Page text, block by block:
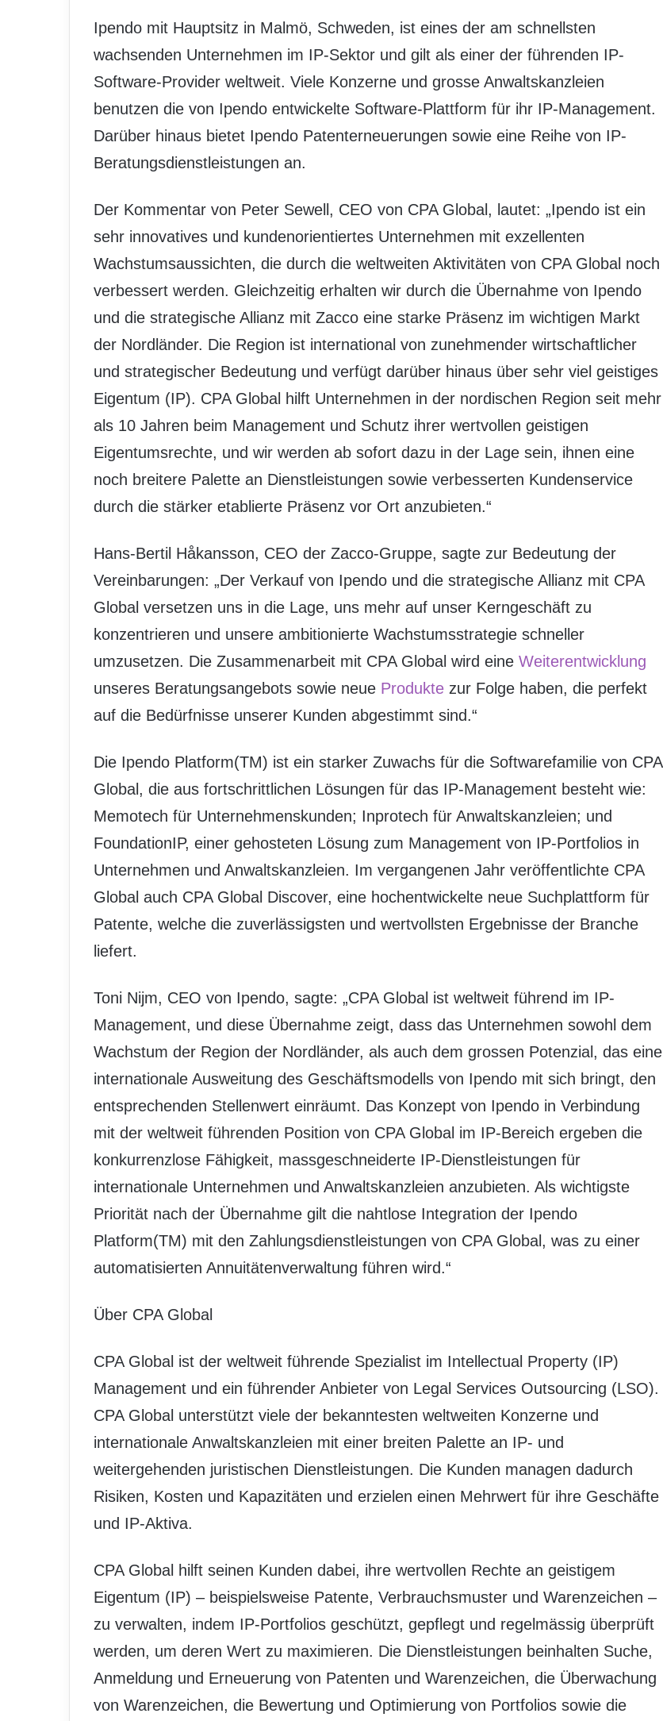
Ipendo mit Hauptsitz in Malmö, Schweden, ist eines der am schnellsten
wachsenden Unternehmen im IP-Sektor und gilt als einer der führenden IP-
Software-Provider weltweit. Viele Konzerne und grosse Anwaltskanzleien
benutzen die von Ipendo entwickelte Software-Plattform für ihr IP-Management.
Darüber hinaus bietet Ipendo Patenterneuerungen sowie eine Reihe von IP-
Beratungsdienstleistungen an.
Der Kommentar von Peter Sewell, CEO von CPA Global, lautet: „Ipendo ist ein
sehr innovatives und kundenorientiertes Unternehmen mit exzellenten
Wachstumsaussichten, die durch die weltweiten Aktivitäten von CPA Global noch
verbessert werden. Gleichzeitig erhalten wir durch die Übernahme von Ipendo
und die strategische Allianz mit Zacco eine starke Präsenz im wichtigen Markt
der Nordländer. Die Region ist international von zunehmender wirtschaftlicher
und strategischer Bedeutung und verfügt darüber hinaus über sehr viel geistiges
Eigentum (IP). CPA Global hilft Unternehmen in der nordischen Region seit mehr
als 10 Jahren beim Management und Schutz ihrer wertvollen geistigen
Eigentumsrechte, und wir werden ab sofort dazu in der Lage sein, ihnen eine
noch breitere Palette an Dienstleistungen sowie verbesserten Kundenservice
durch die stärker etablierte Präsenz vor Ort anzubieten.“
Hans-Bertil Håkansson, CEO der Zacco-Gruppe, sagte zur Bedeutung der
Vereinbarungen: „Der Verkauf von Ipendo und die strategische Allianz mit CPA
Global versetzen uns in die Lage, uns mehr auf unser Kerngeschäft zu
konzentrieren und unsere ambitionierte Wachstumsstrategie schneller
umzusetzen. Die Zusammenarbeit mit CPA Global wird eine Weiterentwicklung
unseres Beratungsangebots sowie neue Produkte zur Folge haben, die perfekt
auf die Bedürfnisse unserer Kunden abgestimmt sind.“
Die Ipendo Platform(TM) ist ein starker Zuwachs für die Softwarefamilie von CPA
Global, die aus fortschrittlichen Lösungen für das IP-Management besteht wie:
Memotech für Unternehmenskunden; Inprotech für Anwaltskanzleien; und
FoundationIP, einer gehosteten Lösung zum Management von IP-Portfolios in
Unternehmen und Anwaltskanzleien. Im vergangenen Jahr veröffentlichte CPA
Global auch CPA Global Discover, eine hochentwickelte neue Suchplattform für
Patente, welche die zuverlässigsten und wertvollsten Ergebnisse der Branche
liefert.
Toni Nijm, CEO von Ipendo, sagte: „CPA Global ist weltweit führend im IP-
Management, und diese Übernahme zeigt, dass das Unternehmen sowohl dem
Wachstum der Region der Nordländer, als auch dem grossen Potenzial, das eine
internationale Ausweitung des Geschäftsmodells von Ipendo mit sich bringt, den
entsprechenden Stellenwert einräumt. Das Konzept von Ipendo in Verbindung
mit der weltweit führenden Position von CPA Global im IP-Bereich ergeben die
konkurrenzlose Fähigkeit, massgeschneiderte IP-Dienstleistungen für
internationale Unternehmen und Anwaltskanzleien anzubieten. Als wichtigste
Priorität nach der Übernahme gilt die nahtlose Integration der Ipendo
Platform(TM) mit den Zahlungsdienstleistungen von CPA Global, was zu einer
automatisierten Annuitätenverwaltung führen wird.“
Über CPA Global
CPA Global ist der weltweit führende Spezialist im Intellectual Property (IP)
Management und ein führender Anbieter von Legal Services Outsourcing (LSO).
CPA Global unterstützt viele der bekanntesten weltweiten Konzerne und
internationale Anwaltskanzleien mit einer breiten Palette an IP- und
weitergehenden juristischen Dienstleistungen. Die Kunden managen dadurch
Risiken, Kosten und Kapazitäten und erzielen einen Mehrwert für ihre Geschäfte
und IP-Aktiva.
CPA Global hilft seinen Kunden dabei, ihre wertvollen Rechte an geistigem
Eigentum (IP) – beispielsweise Patente, Verbrauchsmuster und Warenzeichen –
zu verwalten, indem IP-Portfolios geschützt, gepflegt und regelmässig überprüft
werden, um deren Wert zu maximieren. Die Dienstleistungen beinhalten Suche,
Anmeldung und Erneuerung von Patenten und Warenzeichen, die Überwachung
von Warenzeichen, die Bewertung und Optimierung von Portfolios sowie die